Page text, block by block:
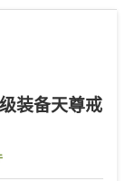
装备天尊戒